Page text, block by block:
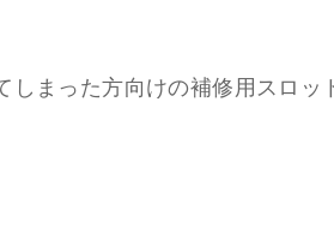
しまった方向けの補修用スロッ